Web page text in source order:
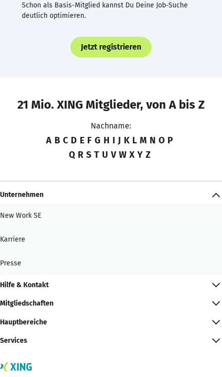
Schon als Basis-Mitglied kannst Du Deine Job-Suche
deutlich optimieren.
Jetzt registrieren
21 Mio. XING Mitglieder, von A bis Z
Nachname:
A B C D E F G H I J K L M N O P
Q R S T U V W X Y Z
Unternehmen
New Work SE
Karriere
Presse
Hilfe & Kontakt
Mitgliedschaften
Hauptbereiche
Services